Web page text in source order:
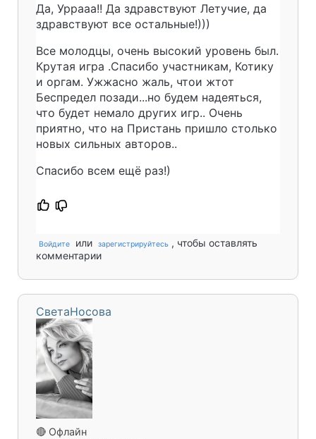
Да, Уррааа!! Да здравствуют Летучие, да
здравствуют все остальные!)))
Все молодцы, очень высокий уровень был.
Крутая игра .Спасибо участникам, Котику
и оргам. Ужжасно жаль, чтои жтот
Беспредел позади...но будем надеяться,
что будет немало других игр.. Очень
приятно, что на Пристань пришло столько
новых сильных авторов..
Спасибо всем ещё раз!)
Войдите или зарегистрируйтесь , чтобы оставлять
комментарии
СветаНосова
🔴 Офлайн